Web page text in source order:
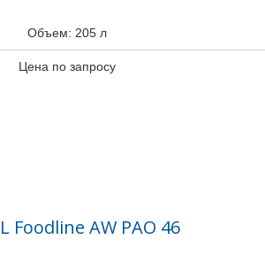
Объем: 205 л
Цена по запросу
Foodline AW PAO 46